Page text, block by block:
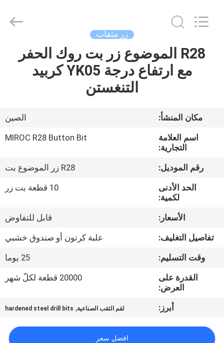
الصفحة
الرئيسية
معلومات
جولة
المعمل
مراقبة
الجودة
Reserved.
زر مثقاب
R28 الموضوع زر بت روك الحفر
مع ارتفاع درجة YK05 كربيد
التنغستن
مكان المنشأ:
الصين
اسم العلامة
التجارية:
MIROC R28 Button Bit
رقم الموديل:
R28 زر الموضوع بت
الحد الأدنى
لكمية:
10 قطعة بت زر
الأسعار:
قابل للتفاوض
تفاصيل التغليف:
علبة كرتون أو صندوق خشبي
وقت التسليم:
25 يوما
القدرة على
العرض:
20000 قطعة لكلّ شهر
أبرز: لقم الثقب الصناعية,
hardened steel drill bits
افضل سعر